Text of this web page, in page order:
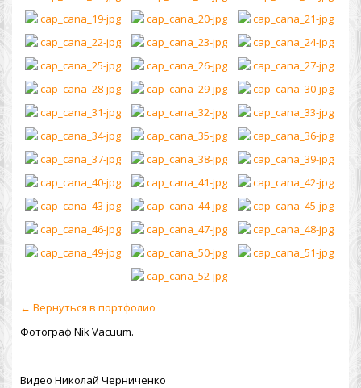
← Вернуться в портфолио
Фотограф Nik Vacuum.
Видео Николай Черниченко